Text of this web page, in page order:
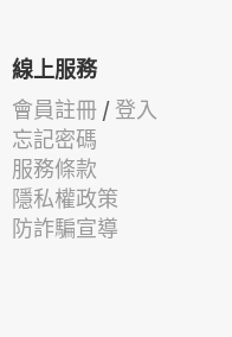
線上服務
會員註冊 / 登入
忘記密碼
服務條款
隱私權政策
防詐騙宣導